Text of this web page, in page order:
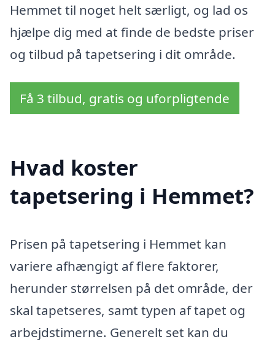
Hemmet til noget helt særligt, og lad os
hjælpe dig med at finde de bedste priser
og tilbud på tapetsering i dit område.
Få 3 tilbud, gratis og uforpligtende
Hvad koster
tapetsering i Hemmet?
Prisen på tapetsering i Hemmet kan
variere afhængigt af flere faktorer,
herunder størrelsen på det område, der
skal tapetseres, samt typen af tapet og
arbejdstimerne. Generelt set kan du